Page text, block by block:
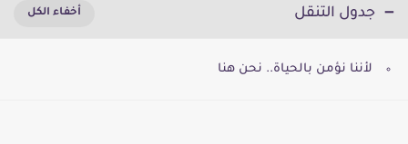
جدول التنقل
لأننا نؤمن بالحياة.. نحن هنا